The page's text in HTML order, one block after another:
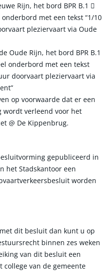
Rijn, het bord BPR B.1 
met een tekst “1/10
pleziervaart via Oude
Oude Rijn, het bord BPR B.1
onderbord met een tekst
doorvaart pleziervaart via
op voorwaarde dat er een
wordt verleend voor het
@ De Kippenbrug.
gepubliceerd in
het Stadskantoor een
worden
dit besluit dan kunt u op
binnen zes weken
van dit besluit een
van de gemeente